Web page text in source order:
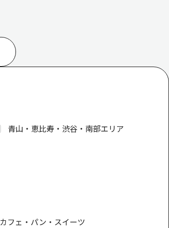
青山・恵比寿・渋谷・南部エリア
カフェ・パン・スイーツ